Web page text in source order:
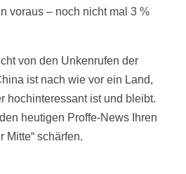
voraus – noch nicht mal 3 %
von den Unkenrufen der
ist nach wie vor ein Land,
hochinteressant ist und bleibt.
heutigen Proffe-News Ihren
Mitte“ schärfen.